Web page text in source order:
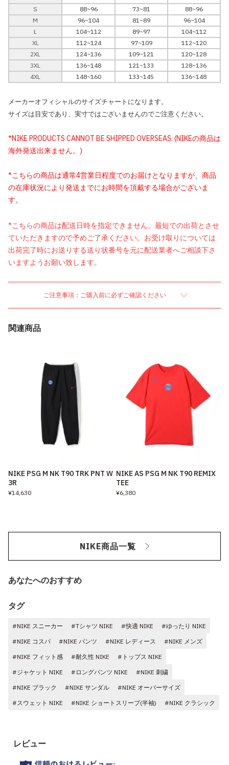
S
88~96 73~81
88~96
M
96~104 81~89
96~104
L
104~112 89~97
104~112
XL
112~124 97~109
112~120
2XL
124~136 109~121
120~128
3XL
136~148 121~133
128~136
4XL
148~160 133~145 136~148
メーカーオフィシャルのサイズチャートになります。
サイズは目安であり、実寸ではございませんのでご注意ください。
*NIKE PRODUCTS CANNOT BE SHIPPED OVERSEAS. (NIKEの商品は
海外発送出来ません。)
*こちらの商品は通常4営業日程度でのお届けとなりますが、商品
の在庫状況により発送までにお時間を頂戴する場合がございま
す。
*こちらの商品は配送日時を指定できません。最短での出荷とさせ
ていただきますので予めご了承ください。お受け取りについては
出荷完了時にお送りする送り状番号を元に配送業者へご相談下さ
いますようお願い致します。
ご注意事項：ご購入前に必ずご確認ください
関連商品
NIKE PSG M NK T90 TRK PNT W
3R
¥14,630
NIKE AS PSG M NK T90 REMIX
TEE
¥6,380
NIKE商品一覧
あなたへのおすすめ
タグ
#NIKE スニーカー #Tシャツ NIKE #快適 NIKE
#ゆったり NIKE
#NIKE コスパ
#NIKE パンツ #NIKE レディース
#NIKE メンズ
#NIKE フィット感
#耐久性 NIKE
#トップス NIKE
#ジャケット NIKE
#ロングパンツ NIKE
#NIKE 刺繍
#NIKE ブラック
#NIKE サンダル
#NIKE オーバーサイズ
#スウェット NIKE
#NIKE ショートスリーブ(半袖) #NIKE クラシック